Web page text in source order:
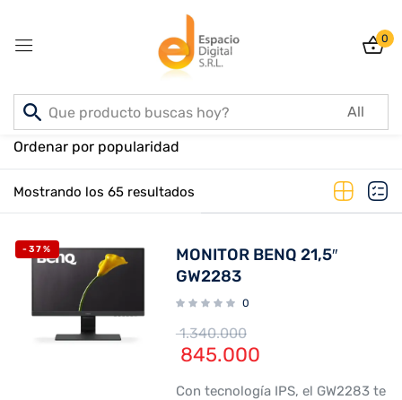
0
Inicio PRODUCTOS
Mostrando los 65 resultados
Ordenar por popularidad
-37%
MONITOR BENQ 21,5″
GW2283
0
1.340.000
845.000
Con tecnología IPS, el GW2283 te
Sign in
Remember me
Log In
Create an account